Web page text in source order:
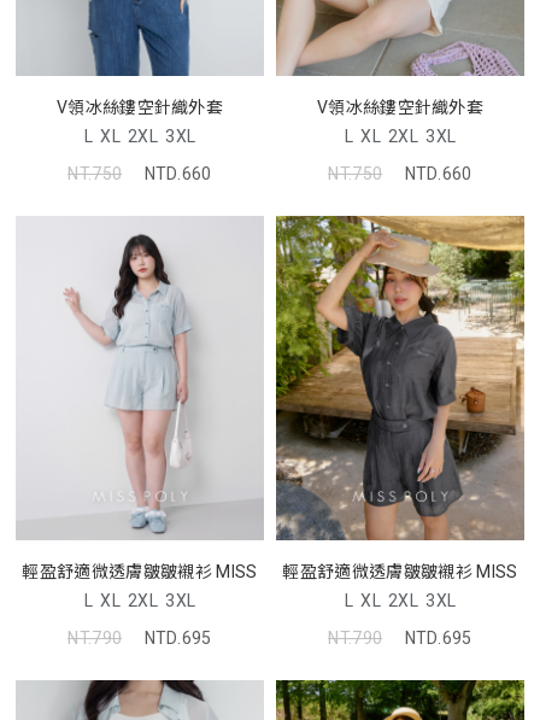
V領冰絲鏤空針織外套
L XL 2XL 3XL
NT.750
NTD.660
V領冰絲鏤空針織外套
L XL 2XL 3XL
NT.750
NTD.660
輕盈舒適微透膚皺皺襯衫 MISS
L XL 2XL 3XL
NT.790
NTD.695
輕盈舒適微透膚皺皺襯衫 MISS
L XL 2XL 3XL
NT.790
NTD.695